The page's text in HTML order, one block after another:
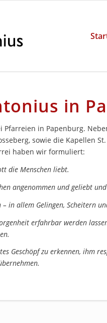
in
in Papenburg.
sowie die Kapellen
haben wir formuliert:
die Menschen liebt.
angenommen und geliebt
in allem Gelingen, Scheitern
erfahrbar werden
Geschöpf zu erkennen, ihm